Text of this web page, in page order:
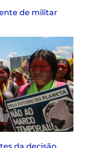
de militar